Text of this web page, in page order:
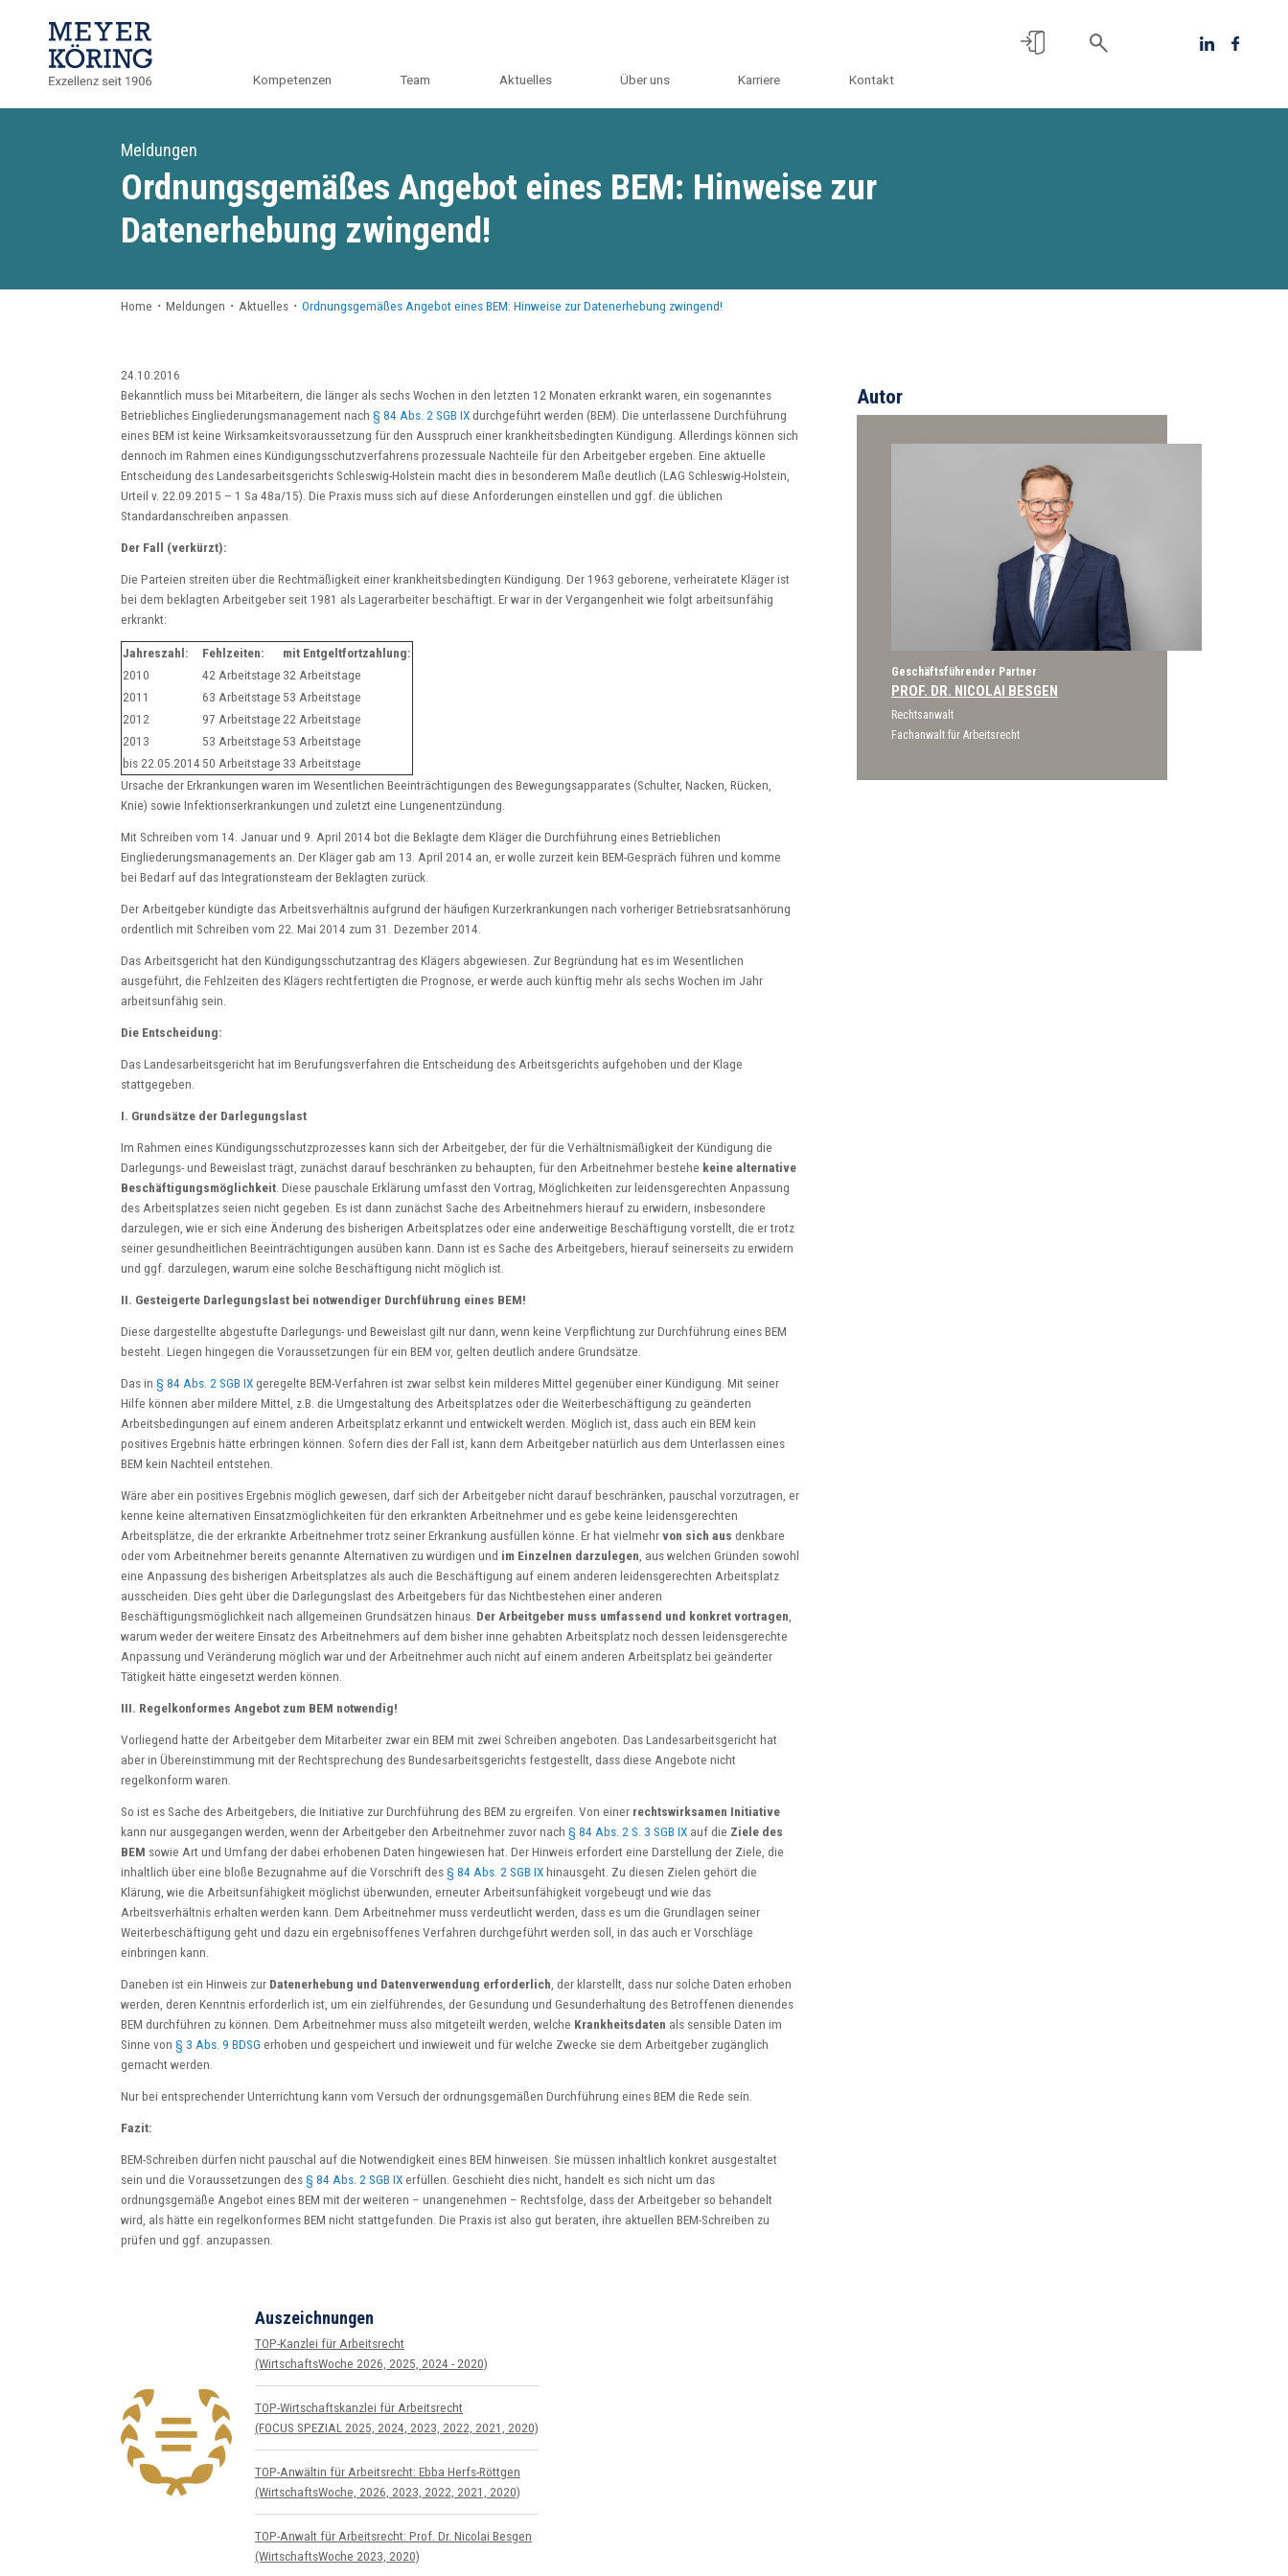
Kompetenzen Team Aktuelles Über uns Karriere Kontakt
Meldungen
Ordnungsgemäßes Angebot eines BEM: Hinweise zur
Datenerhebung zwingend!
Home ・ Meldungen ・ Aktuelles ・ Ordnungsgemäßes Angebot eines BEM: Hinweise zur Datenerhebung zwingend!
24.10.2016
Bekanntlich muss bei Mitarbeitern, die länger als sechs Wochen in den letzten 12 Monaten erkrankt waren, ein sogenanntes
Betriebliches Eingliederungsmanagement nach § 84 Abs. 2 SGB IXdurchgeführt werden (BEM). Die unterlassene Durchführung
eines BEM ist keine Wirksamkeitsvoraussetzung für den Ausspruch einer krankheitsbedingten Kündigung. Allerdings können sich
dennoch im Rahmen eines Kündigungsschutzverfahrens prozessuale Nachteile für den Arbeitgeber ergeben. Eine aktuelle
Entscheidung des Landesarbeitsgerichts Schleswig-Holstein macht dies in besonderem Maße deutlich (LAG Schleswig-Holstein,
Urteil v. 22.09.2015 – 1 Sa 48a/15). Die Praxis muss sich auf diese Anforderungen einstellen und ggf. die üblichen
Standardanschreiben anpassen.
Der Fall (verkürzt):
Die Parteien streiten über die Rechtmäßigkeit einer krankheitsbedingten Kündigung. Der 1963 geborene, verheiratete Kläger ist
bei dem beklagten Arbeitgeber seit 1981 als Lagerarbeiter beschäftigt. Er war in der Vergangenheit wie folgt arbeitsunfähig
erkrankt:
Jahreszahl: Fehlzeiten:
mit Entgeltfortzahlung:
2010
42 Arbeitstage 32 Arbeitstage
2011
63 Arbeitstage 53 Arbeitstage
2012
97 Arbeitstage 22 Arbeitstage
2013
53 Arbeitstage 53 Arbeitstage
bis 22.05.2014 50 Arbeitstage 33 Arbeitstage
Ursache der Erkrankungen waren im Wesentlichen Beeinträchtigungen des Bewegungsapparates (Schulter, Nacken, Rücken,
Knie) sowie Infektionserkrankungen und zuletzt eine Lungenentzündung.
Mit Schreiben vom 14. Januar und 9. April 2014 bot die Beklagte dem Kläger die Durchführung eines Betrieblichen
Eingliederungsmanagements an. Der Kläger gab am 13. April 2014 an, er wolle zurzeit kein BEM-Gespräch führen und komme
bei Bedarf auf das Integrationsteam der Beklagten zurück.
Der Arbeitgeber kündigte das Arbeitsverhältnis aufgrund der häufigen Kurzerkrankungen nach vorheriger Betriebsratsanhörung
ordentlich mit Schreiben vom 22. Mai 2014 zum 31. Dezember 2014.
Das Arbeitsgericht hat den Kündigungsschutzantrag des Klägers abgewiesen. Zur Begründung hat es im Wesentlichen
ausgeführt, die Fehlzeiten des Klägers rechtfertigten die Prognose, er werde auch künftig mehr als sechs Wochen im Jahr
arbeitsunfähig sein.
Die Entscheidung:
Das Landesarbeitsgericht hat im Berufungsverfahren die Entscheidung des Arbeitsgerichts aufgehoben und der Klage
stattgegeben.
I. Grundsätze der Darlegungslast
Im Rahmen eines Kündigungsschutzprozesses kann sich der Arbeitgeber, der für die Verhältnismäßigkeit der Kündigung die
Darlegungs- und Beweislast trägt, zunächst darauf beschränken zu behaupten, für den Arbeitnehmer bestehe keine alternative
Beschäftigungsmöglichkeit . Diese pauschale Erklärung umfasst den Vortrag, Möglichkeiten zur leidensgerechten Anpassung
des Arbeitsplatzes seien nicht gegeben. Es ist dann zunächst Sache des Arbeitnehmers hierauf zu erwidern, insbesondere
darzulegen, wie er sich eine Änderung des bisherigen Arbeitsplatzes oder eine anderweitige Beschäftigung vorstellt, die er trotz
seiner gesundheitlichen Beeinträchtigungen ausüben kann. Dann ist es Sache des Arbeitgebers, hierauf seinerseits zu erwidern
und ggf. darzulegen, warum eine solche Beschäftigung nicht möglich ist.
II. Gesteigerte Darlegungslast bei notwendiger Durchführung eines BEM!
Diese dargestellte abgestufte Darlegungs- und Beweislast gilt nur dann, wenn keine Verpflichtung zur Durchführung eines BEM
besteht. Liegen hingegen die Voraussetzungen für ein BEM vor, gelten deutlich andere Grundsätze.
Das in § 84 Abs. 2 SGB IXgeregelte BEM-Verfahren ist zwar selbst kein milderes Mittel gegenüber einer Kündigung. Mit seiner
Hilfe können aber mildere Mittel, z.B. die Umgestaltung des Arbeitsplatzes oder die Weiterbeschäftigung zu geänderten
Arbeitsbedingungen auf einem anderen Arbeitsplatz erkannt und entwickelt werden. Möglich ist, dass auch ein BEM kein
positives Ergebnis hätte erbringen können. Sofern dies der Fall ist, kann dem Arbeitgeber natürlich aus dem Unterlassen eines
BEM kein Nachteil entstehen.
Wäre aber ein positives Ergebnis möglich gewesen, darf sich der Arbeitgeber nicht darauf beschränken, pauschal vorzutragen, er
kenne keine alternativen Einsatzmöglichkeiten für den erkrankten Arbeitnehmer und es gebe keine leidensgerechten
Arbeitsplätze, die der erkrankte Arbeitnehmer trotz seiner Erkrankung ausfüllen könne. Er hat vielmehrvon sich aus denkbare
oder vom Arbeitnehmer bereits genannte Alternativen zu würdigen und im Einzelnen darzulegen , aus welchen Gründen sowohl
eine Anpassung des bisherigen Arbeitsplatzes als auch die Beschäftigung auf einem anderen leidensgerechten Arbeitsplatz
ausscheiden. Dies geht über die Darlegungslast des Arbeitgebers für das Nichtbestehen einer anderen
Beschäftigungsmöglichkeit nach allgemeinen Grundsätzen hinaus. Der Arbeitgeber muss umfassend und konkret vortragen
warum weder der weitere Einsatz des Arbeitnehmers auf dem bisher inne gehabten Arbeitsplatz noch dessen leidensgerechte
Anpassung und Veränderung möglich war und der Arbeitnehmer auch nicht auf einem anderen Arbeitsplatz bei geänderter
Tätigkeit hätte eingesetzt werden können.
III. Regelkonformes Angebot zum BEM notwendig!
Vorliegend hatte der Arbeitgeber dem Mitarbeiter zwar ein BEM mit zwei Schreiben angeboten. Das Landesarbeitsgericht hat
aber in Übereinstimmung mit der Rechtsprechung des Bundesarbeitsgerichts festgestellt, dass diese Angebote nicht
regelkonform waren.
So ist es Sache des Arbeitgebers, die Initiative zur Durchführung des BEM zu ergreifen. Von einer rechtswirksamen Initiative
kann nur ausgegangen werden, wenn der Arbeitgeber den Arbeitnehmer zuvor nach § 84 Abs. 2 S. 3 SGB IX auf die Ziele des
BEM sowie Art und Umfang der dabei erhobenen Daten hingewiesen hat. Der Hinweis erfordert eine Darstellung der Ziele, die
inhaltlich über eine bloße Bezugnahme auf die Vorschrift des§ 84 Abs. 2 SGB IXhinausgeht. Zu diesen Zielen gehört die
Klärung, wie die Arbeitsunfähigkeit möglichst überwunden, erneuter Arbeitsunfähigkeit vorgebeugt und wie das
Arbeitsverhältnis erhalten werden kann. Dem Arbeitnehmer muss verdeutlicht werden, dass es um die Grundlagen seiner
Weiterbeschäftigung geht und dazu ein ergebnisoffenes Verfahren durchgeführt werden soll, in das auch er Vorschläge
einbringen kann.
Daneben ist ein Hinweis zur Datenerhebung und Datenverwendung erforderlich , der klarstellt, dass nur solche Daten erhoben
werden, deren Kenntnis erforderlich ist, um ein zielführendes, der Gesundung und Gesunderhaltung des Betroffenen dienendes
BEM durchführen zu können. Dem Arbeitnehmer muss also mitgeteilt werden, welche Krankheitsdaten als sensible Daten im
Sinne von § 3 Abs. 9 BDSG erhoben und gespeichert und inwieweit und für welche Zwecke sie dem Arbeitgeber zugänglich
gemacht werden.
Nur bei entsprechender Unterrichtung kann vom Versuch der ordnungsgemäßen Durchführung eines BEM die Rede sein.
Fazit:
BEM-Schreiben dürfen nicht pauschal auf die Notwendigkeit eines BEM hinweisen. Sie müssen inhaltlich konkret ausgestaltet
sein und die Voraussetzungen des§ 84 Abs. 2 SGB IXerfüllen. Geschieht dies nicht, handelt es sich nicht um das
ordnungsgemäße Angebot eines BEM mit der weiteren – unangenehmen – Rechtsfolge, dass der Arbeitgeber so behandelt
wird, als hätte ein regelkonformes BEM nicht stattgefunden. Die Praxis ist also gut beraten, ihre aktuellen BEM-Schreiben zu
prüfen und ggf. anzupassen.
Auszeichnungen
TOP-Kanzlei für Arbeitsrecht
(WirtschaftsWoche 2026, 2025, 2024 - 2020)
TOP-Wirtschafts­kanzlei für Arbeits­recht
(FOCUS SPEZIAL 2025, 2024, 2023, 2022, 2021, 2020)
TOP-Anwältin für Arbeitsrecht: Ebba Herfs-Röttgen
(WirtschaftsWoche, 2026, 2023, 2022, 2021, 2020)
TOP-Anwalt für Arbeitsrecht: Prof. Dr. Nicolai Besgen
(WirtschaftsWoche 2023, 2020)
Autor
Geschäftsführender Partner
PROF. DR. NICOLAI BESGEN
Rechtsanwalt
Fachanwalt für Arbeitsrecht